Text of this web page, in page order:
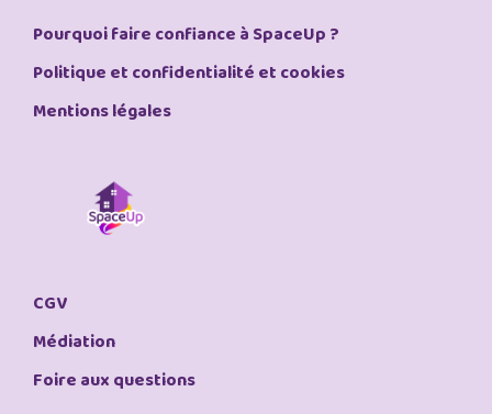
Pourquoi faire confiance à SpaceUp ?
Politique et confidentialité et cookies
Mentions légales
CGV
Médiation
Foire aux questions